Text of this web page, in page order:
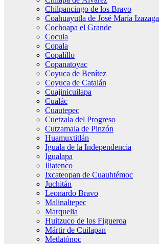
Chilpancingo de los Bravo
Coahuayutla de José María Izazaga
Cochoapa el Grande
Cocula
Copala
Copalillo
Copanatoyac
Coyuca de Benítez
Coyuca de Catalán
Cuajinicuilapa
Cualác
Cuautepec
Cuetzala del Progreso
Cutzamala de Pinzón
Huamuxtitlán
Iguala de la Independencia
Igualapa
Iliatenco
Ixcateopan de Cuauhtémoc
Juchitán
Leonardo Bravo
Malinaltepec
Marquelia
Huitzuco de los Figueroa
Mártir de Cuilapan
Metlatónoc